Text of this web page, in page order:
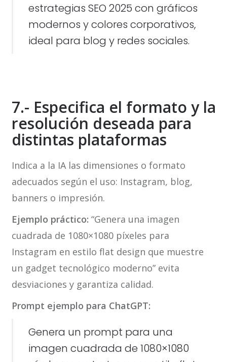
estrategias SEO 2025 con gráficos
modernos y colores corporativos,
ideal para blog y redes sociales.
7.- Especifica el formato y la
resolución deseada para
distintas plataformas
Indica a la IA las dimensiones o formato
adecuados según el uso: Instagram, blog,
banners o impresión.
Ejemplo práctico: “Genera una imagen
cuadrada de 1080×1080 píxeles para
Instagram en estilo flat design que muestre
un gadget tecnológico moderno” evita
desviaciones y garantiza calidad.
Prompt ejemplo para ChatGPT:
Genera un prompt para una
imagen cuadrada de 1080×1080